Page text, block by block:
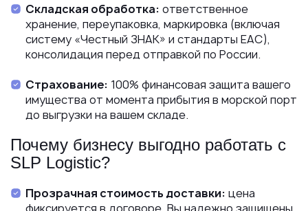
Складская обработка: ответственное
хранение, переупаковка, маркировка (включая
систему «Честный ЗНАК» и стандарты ЕАС),
консолидация перед отправкой по России.
Страхование: 100% финансовая защита вашего
имущества от момента прибытия в морской порт
до выгрузки на вашем складе.
Почему бизнесу выгодно работать с
SLP Logistic?
Прозрачная стоимость доставки: цена